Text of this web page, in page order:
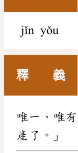
jǐn yǒu
釋 義
唯一、唯
產了。」